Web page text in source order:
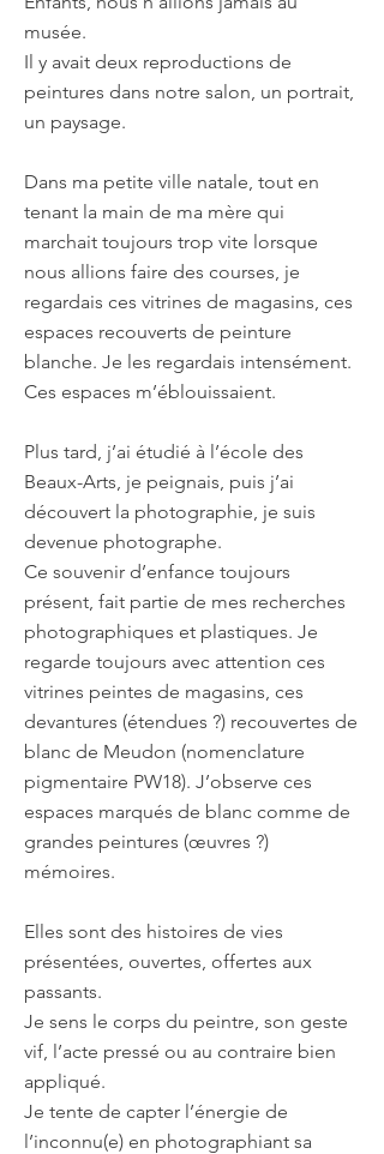
musée.
Il y avait deux reproductions de
peintures dans notre salon, un portrait,
un paysage.
Dans ma petite ville natale, tout en
tenant la main de ma mère qui
marchait toujours trop vite lorsque
nous allions faire des courses, je
regardais ces vitrines de magasins, ces
espaces recouverts de peinture
blanche. Je les regardais intensément.
Ces espaces m’éblouissaient.
Plus tard, j’ai étudié à l’école des
Beaux-Arts, je peignais, puis j’ai
découvert la photographie, je suis
devenue photographe.
Ce souvenir d’enfance toujours
présent, fait partie de mes recherches
photographiques et plastiques. Je
regarde toujours avec attention ces
vitrines peintes de magasins, ces
devantures (étendues ?) recouvertes de
blanc de Meudon (nomenclature
pigmentaire PW18). J’observe ces
espaces marqués de blanc comme de
grandes peintures (œuvres ?)
mémoires.
Elles sont des histoires de vies
présentées, ouvertes, offertes aux
passants.
Je sens le corps du peintre, son geste
vif, l’acte pressé ou au contraire bien
appliqué.
Je tente de capter l’énergie de
l’inconnu(e) en photographiant sa